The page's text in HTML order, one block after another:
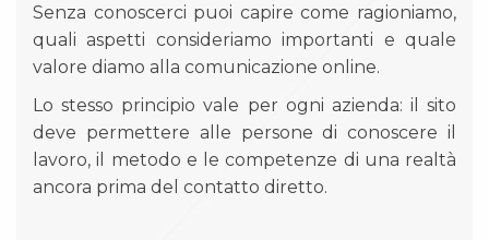
Senza conoscerci puoi capire come ragioniamo,
quali aspetti consideriamo importanti e quale
valore diamo alla comunicazione online.
Lo stesso principio vale per ogni azienda: il sito
deve permettere alle persone di conoscere il
lavoro, il metodo e le competenze di una realtà
ancora prima del contatto diretto.